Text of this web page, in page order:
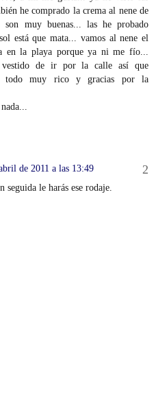
he comprado la crema al nene de
son muy buenas... las he probado
está que mata... vamos al nene el
en la playa porque ya ni me fío...
vestido de ir por la calle así que
todo muy rico y gracias por la
de 2011 a las 13:49
seguida le harás ese rodaje.